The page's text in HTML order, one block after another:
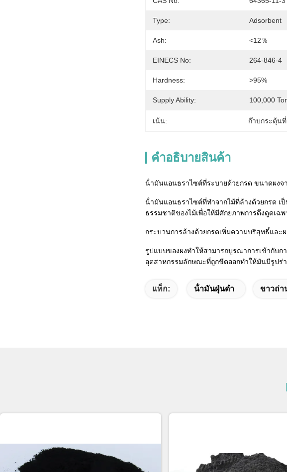
Type: Adsorbent
Ash: <12％
EINECS No: 264-846-4
Hardness: >95%
Supply Ability: 100,000
เน้น: ก๊าบกระตุ้น
คําอธิบายสินค้า
น้ํามันแอนธราไซต์ที่ระบายด้วยกรด ขนาดผงจ
น้ํามันแอนธราไซต์ที่ทําจากไม้ที่ล้างด้วยกรด
ธรรมชาติของไม้เพื่อให้มีศักยภาพการดึงดูดเฉพ
กระบวนการล้างด้วยกรดเพิ่มความบริสุทธิ์แล
รูปแบบของผงทําให้สามารถบูรณาการเข้ากับก
อุตสาหกรรมลักษณะที่ถูกขีดออกทําให้มันมีรูปร่
แท็ก: น้ํามันฝุ่นดํา ขาวถ่า